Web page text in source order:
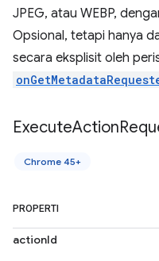
JPEG, atau WEBP,
Opsional, tetapi hanya
secara eksplisit oleh
ExecuteAction
Chrome 45+
PROPERTI
actionId